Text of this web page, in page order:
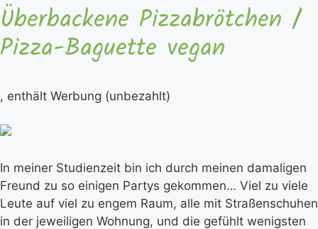
Überbackene Pizzabrötchen /
Pizza-Baguette vegan
, enthält Werbung (unbezahlt)
In meiner Studienzeit bin ich durch meinen damaligen
Freund zu so einigen Partys gekommen… Viel zu viele
Leute auf viel zu engem Raum, alle mit Straßenschuhen
in der jeweiligen Wohnung, und die gefühlt wenigsten